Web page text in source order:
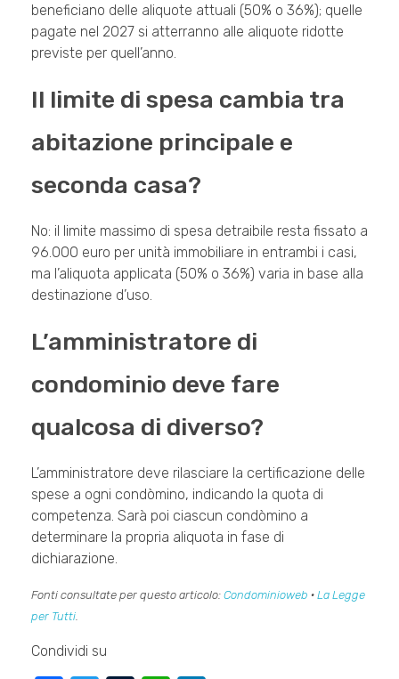
beneficiano delle aliquote attuali (50% o 36%); quelle
pagate nel 2027 si atterranno alle aliquote ridotte
previste per quell’anno.
Il limite di spesa cambia tra
abitazione principale e
seconda casa?
No: il limite massimo di spesa detraibile resta fissato a
96.000 euro per unità immobiliare in entrambi i casi,
ma l’aliquota applicata (50% o 36%) varia in base alla
destinazione d’uso.
L’amministratore di
condominio deve fare
qualcosa di diverso?
L’amministratore deve rilasciare la certificazione delle
spese a ogni condòmino, indicando la quota di
competenza. Sarà poi ciascun condòmino a
determinare la propria aliquota in fase di
dichiarazione.
Fonti consultate per questo articolo: Condominioweb · La Legge
per Tutti.
Condividi su